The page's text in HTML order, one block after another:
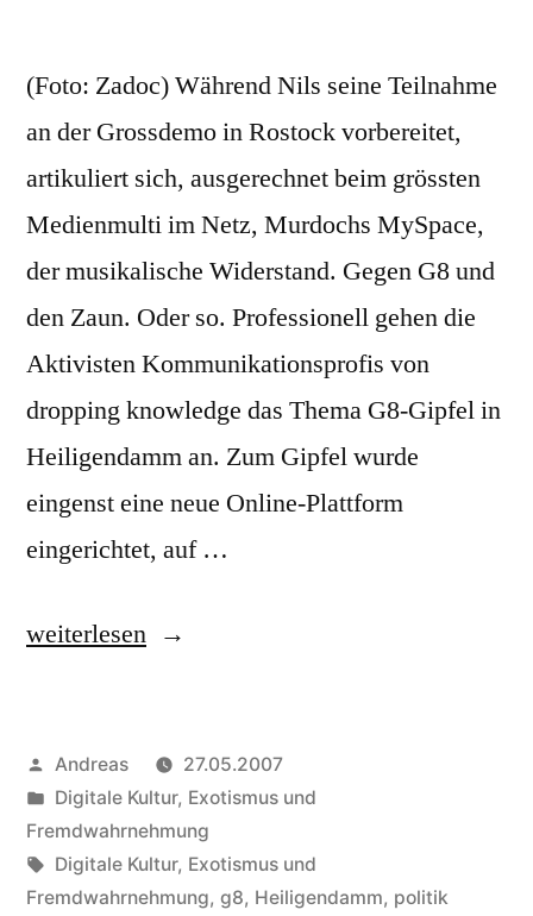
(Foto: Zadoc) Während Nils seine Teilnahme
an der Grossdemo in Rostock vorbereitet,
artikuliert sich, ausgerechnet beim grössten
Medienmulti im Netz, Murdochs MySpace,
der musikalische Widerstand. Gegen G8 und
den Zaun. Oder so. Professionell gehen die
Aktivisten Kommunikationsprofis von
dropping knowledge das Thema G8-Gipfel in
Heiligendamm an. Zum Gipfel wurde
eingenst eine neue Online-Plattform
eingerichtet, auf …
„Traum
weiterlesen
Veröffentlicht
von
Andreas
27.05.2007
Veröffentlicht
in
Digitale Kultur, Exotismus und
Fremdwahrnehmung
Schlagwörter:
Digitale Kultur, Exotismus und
Fremdwahrnehmung, g8, Heiligendamm, politik